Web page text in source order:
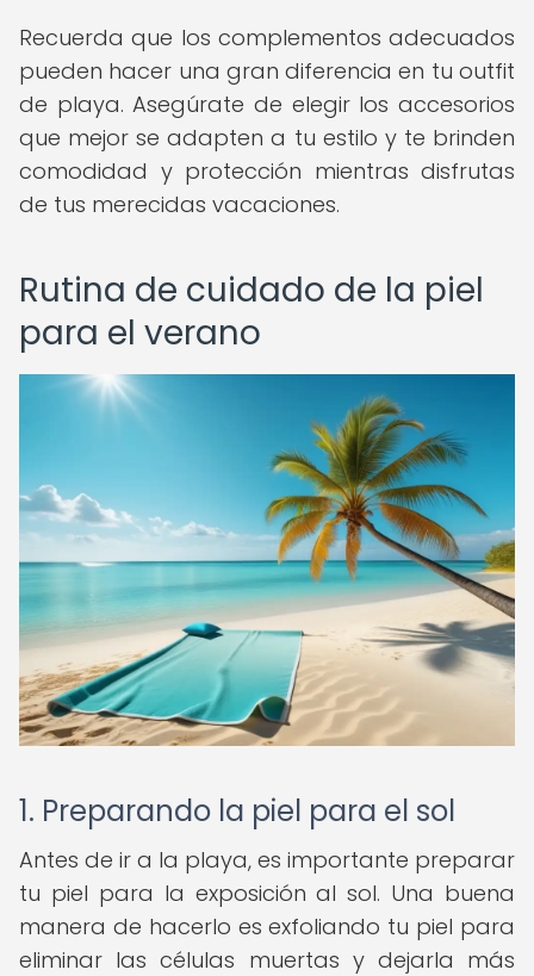
Recuerda que los complementos adecuados
pueden hacer una gran diferencia en tu outfit
de playa. Asegúrate de elegir los accesorios
que mejor se adapten a tu estilo y te brinden
comodidad y protección mientras disfrutas
de tus merecidas vacaciones.
Rutina de cuidado de la piel
para el verano
1. Preparando la piel para el sol
Antes de ir a la playa, es importante preparar
tu piel para la exposición al sol. Una buena
manera de hacerlo es exfoliando tu piel para
eliminar las células muertas y dejarla más